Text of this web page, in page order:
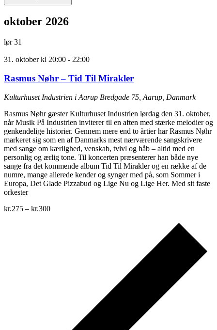
oktober 2026
lør31
31. oktober kl 20:00 - 22:00
Rasmus Nøhr – Tid Til Mirakler
Kulturhuset Industrien i Aarup Bredgade 75, Aarup, Danmark
Rasmus Nøhr gæster Kulturhuset Industrien lørdag den 31. oktober,
når Musik På Industrien inviterer til en aften med stærke melodier og
genkendelige historier. Gennem mere end to årtier har Rasmus Nøhr
markeret sig som en af Danmarks mest nærværende sangskrivere
med sange om kærlighed, venskab, tvivl og håb – altid med en
personlig og ærlig tone. Til koncerten præsenterer han både nye
sange fra det kommende album Tid Til Mirakler og en række af de
numre, mange allerede kender og synger med på, som Sommer i
Europa, Det Glade Pizzabud og Lige Nu og Lige Her. Med sit faste
orkester
kr.275 – kr.300